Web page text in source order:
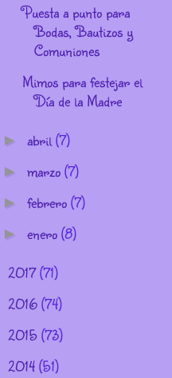
Puesta a punto para
Bodas, Bautizos y
Comuniones
Mimos para festejar el
Día de la Madre
► abril(7)
► marzo(7)
► febrero(7)
► enero(8)
2017(71)
2016(74)
2015(73)
2014(51)